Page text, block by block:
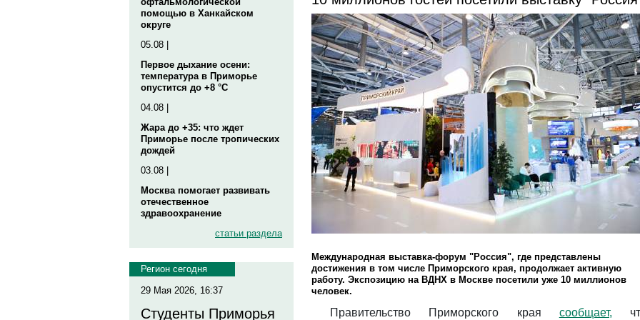
помощью в Ханкайском
округе
05.08 |
Первое дыхание осени:
температура в Приморье
опустится до +8 °C
04.08 |
Жара до +35: что ждет
Приморье после тропических
дождей
03.08 |
Москва помогает развивать
отечественное
здравоохранение
статьи раздела
Регион сегодня
29 Мая 2026, 16:37
Студенты Приморья
Международная выставка-форум "Россия", где представлены
достижения в том числе Приморского края, продолжает активную
работу. Экспозицию на ВДНХ в Москве посетили уже 10 миллионов
человек.
Правительство Приморского края сообщает,